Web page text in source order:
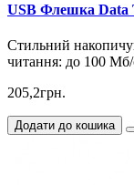
USB Флешка Data
Стильний
читання: до 100
205,2грн.
Додати до кошика